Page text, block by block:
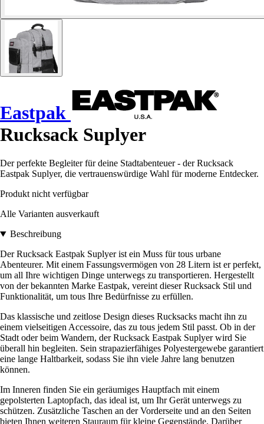
Eastpak
Rucksack Suplyer
Der perfekte Begleiter für deine Stadtabenteuer - der Rucksack
Eastpak Suplyer, die vertrauenswürdige Wahl für moderne Entdecker.
Produkt nicht verfügbar
Alle Varianten ausverkauft
Beschreibung
Der Rucksack Eastpak Suplyer ist ein Muss für tous urbane
Abenteurer. Mit einem Fassungsvermögen von 28 Litern ist er perfekt,
um all Ihre wichtigen Dinge unterwegs zu transportieren. Hergestellt
von der bekannten Marke Eastpak, vereint dieser Rucksack Stil und
Funktionalität, um tous Ihre Bedürfnisse zu erfüllen.
Das klassische und zeitlose Design dieses Rucksacks macht ihn zu
einem vielseitigen Accessoire, das zu tous jedem Stil passt. Ob in der
Stadt oder beim Wandern, der Rucksack Eastpak Suplyer wird Sie
überall hin begleiten. Sein strapazierfähiges Polyestergewebe garantiert
eine lange Haltbarkeit, sodass Sie ihn viele Jahre lang benutzen
können.
Im Inneren finden Sie ein geräumiges Hauptfach mit einem
gepolsterten Laptopfach, das ideal ist, um Ihr Gerät unterwegs zu
schützen. Zusätzliche Taschen an der Vorderseite und an den Seiten
bieten Ihnen weiteren Stauraum für kleine Gegenstände. Darüber